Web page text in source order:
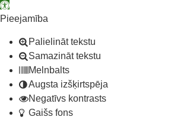
Open toolbar
Pieejamība
Palielināt tekstu
Samazināt tekstu
Melnbalts
Augsta izšķirtspēja
Negatīvs kontrasts
Gaišs fons